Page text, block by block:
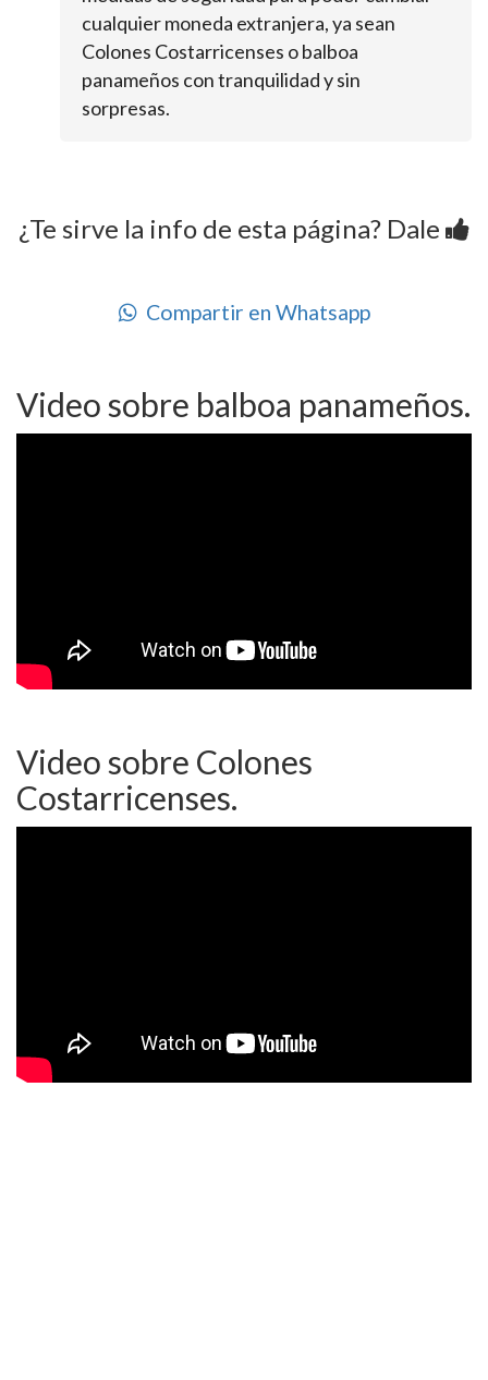
cualquier moneda extranjera, ya sean
Colones Costarricenses o balboa
panameños con tranquilidad y sin
sorpresas.
¿Te sirve la info de esta página? Dale
Compartir en Whatsapp
Video sobre balboa panameños.
Video sobre Colones
Costarricenses.